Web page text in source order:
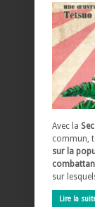
Avec la
commun,
sur la
sur
Lire la